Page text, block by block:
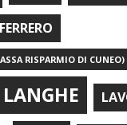
FERRERO
RISPARMIO DI CUNEO)
LANGHE